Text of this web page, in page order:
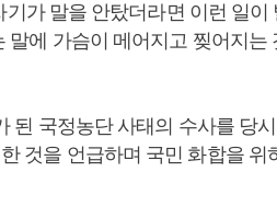
기가 말을 안탔더라면 이런 일
에 가슴이 메어지고 찢어지는
된 국정농단 사태의 수사를 당
것을 언급하며 국민 화합을 위